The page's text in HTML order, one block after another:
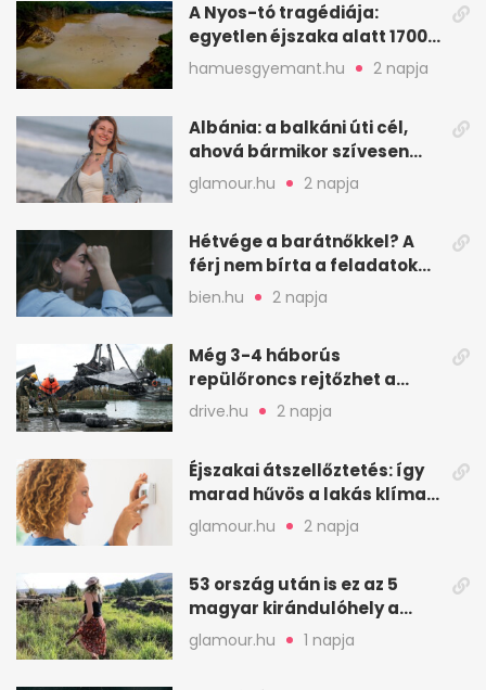
A Nyos-tó tragédiája:
egyetlen éjszaka alatt 1700
ember halt meg
hamuesgyemant.hu 2 napja
Albánia: a balkáni úti cél,
ahová bármikor szívesen
visszamennék
glamour.hu 2 napja
Hétvége a barátnőkkel? A
férj nem bírta a feladatokat,
a feleség levegőt kér
bien.hu 2 napja
Még 3-4 háborús
repülőroncs rejtőzhet a
Balaton mélyén
drive.hu 2 napja
Éjszakai átszellőztetés: így
marad hűvös a lakás klíma
nélkül
glamour.hu 2 napja
53 ország után is ez az 5
magyar kirándulóhely a
kedvencem
glamour.hu 1 napja